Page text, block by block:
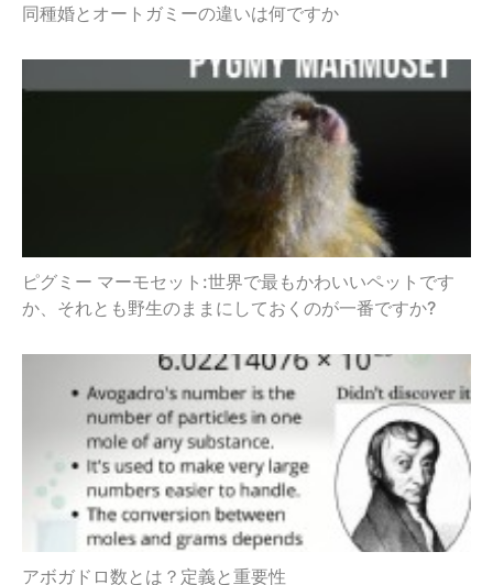
同種婚とオートガミーの違いは何ですか
ピグミー マーモセット:世界で最もかわいいペットです
か、それとも野生のままにしておくのが一番ですか?
アボガドロ数とは？定義と重要性